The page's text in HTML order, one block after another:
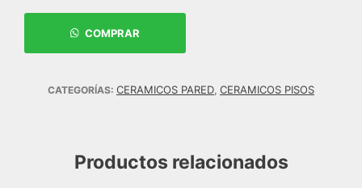
COMPRAR
CATEGORÍAS: CERAMICOS PARED CERAMICOS PISOS
Productos relacionados